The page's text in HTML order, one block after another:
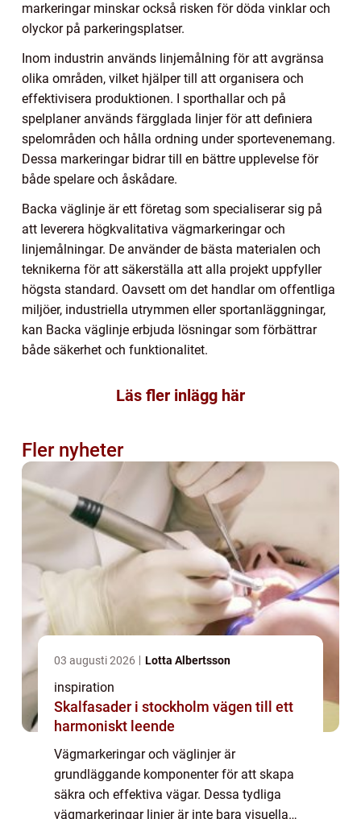
markeringar minskar också risken för döda vinklar och
olyckor på parkeringsplatser.
Inom industrin används linjemålning för att avgränsa
olika områden, vilket hjälper till att organisera och
effektivisera produktionen. I sporthallar och på
spelplaner används färgglada linjer för att definiera
spelområden och hålla ordning under sportevenemang.
Dessa markeringar bidrar till en bättre upplevelse för
både spelare och åskådare.
Backa väglinje är ett företag som specialiserar sig på
att leverera högkvalitativa vägmarkeringar och
linjemålningar. De använder de bästa materialen och
teknikerna för att säkerställa att alla projekt uppfyller
högsta standard. Oavsett om det handlar om offentliga
miljöer, industriella utrymmen eller sportanläggningar,
kan Backa väglinje erbjuda lösningar som förbättrar
både säkerhet och funktionalitet.
Läs fler inlägg här
Fler nyheter
03 augusti 2026 Lotta Albertsson
inspiration
Skalfasader i stockholm vägen till ett
harmoniskt leende
Vägmarkeringar och väglinjer är
grundläggande komponenter för att skapa
säkra och effektiva vägar. Dessa tydliga
vägmarkeringar linjer är inte bara visuella